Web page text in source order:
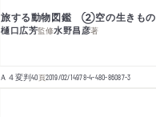
旅する動物図鑑 ②空の生きもの
樋口広芳監修水野昌彦著
Ａ４変判40頁2019/02/14978-4-480-86087-3